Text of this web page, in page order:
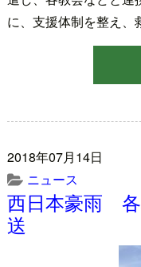
に、支援体制を整え、
2018年07月14日
ニュース
西日本豪雨
送